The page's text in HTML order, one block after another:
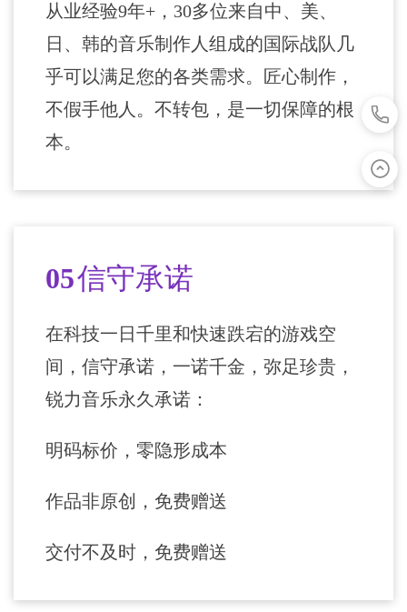
从业经验9年+，30多位来自中、美、
日、韩的音乐制作人组成的国际战队几
乎可以满足您的各类需求。匠心制作，
不假手他人。不转包，是一切保障的根
本。
05信守承诺
在科技一日千里和快速跌宕的游戏空
间，信守承诺，一诺千金，弥足珍贵，
锐力音乐永久承诺：
明码标价，零隐形成本
作品非原创，免费赠送
交付不及时，免费赠送